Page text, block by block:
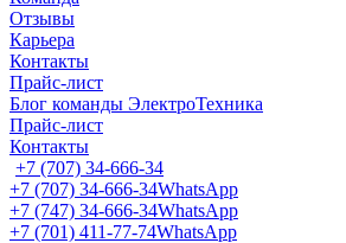
Отзывы
Карьера
Контакты
Прайс-лист
Блог команды ЭлектроТехника
Прайс-лист
Контакты
+7 (707) 34-666-34
+7 (707) 34-666-34WhatsApp
+7 (747) 34-666-34WhatsApp
+7 (701) 411-77-74WhatsApp